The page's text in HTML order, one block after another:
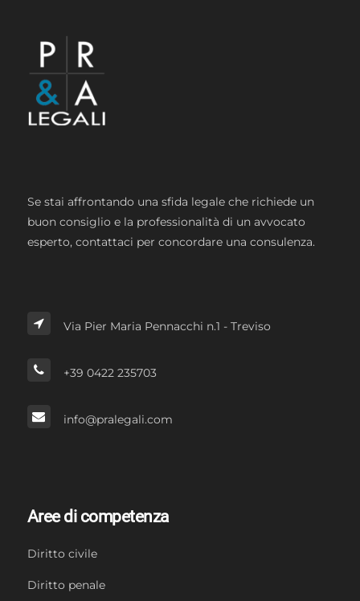
Se stai affrontando una sfida legale che richiede un
buon consiglio e la professionalità di un avvocato
esperto, contattaci per concordare una consulenza.
Via Pier Maria Pennacchi n.1 - Treviso
+39 0422 235703
info@pralegali.com
Aree di competenza
Diritto civile
Diritto penale